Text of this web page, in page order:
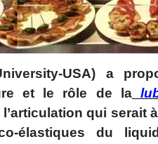
USA) a
et le rôle de la
qui serait
élastiques du